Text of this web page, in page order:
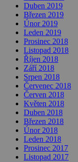
Duben 2019
Březen 2019
Únor 2019
Leden 2019
Prosinec 2018
Listopad 2018
Říjen 2018
Září 2018
Srpen 2018
Červenec 2018
Červen 2018
Květen 2018
Duben 2018
Březen 2018
Únor 2018
Leden 2018
Prosinec 2017
Listopad 2017